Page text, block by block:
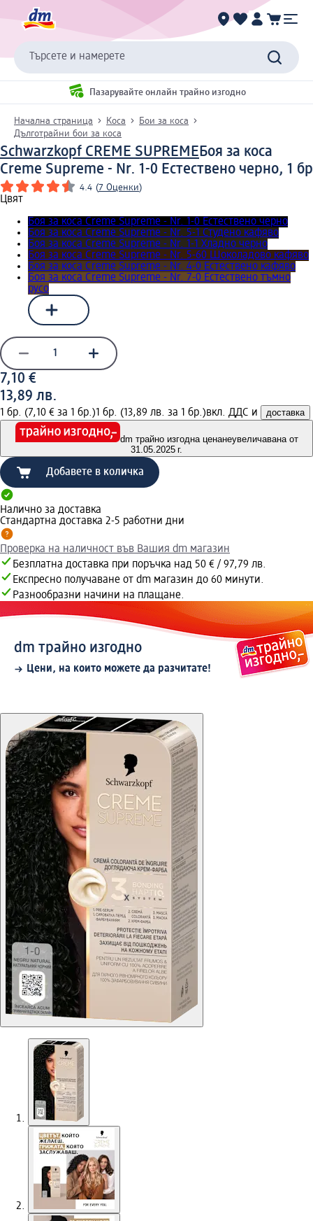
Търсете и намерете
Пазарувайте онлайн трайно изгодно
Начална страница Коса
Бои за коса
Дълготрайни бои за коса
Schwarzkopf CREME SUPREMEБоя за коса
Creme Supreme - Nr. 1-0 Естествено черно, 1 бр
4.4 (7 Оценки)
Цвят
Боя за коса Creme Supreme - Nr. 1-0 Естествено черно
Боя за коса Creme Supreme - Nr. 5-1 Студено кафяво
Боя за коса Creme Supreme - Nr. 1-1 Хладно черно
Боя за коса Creme Supreme - Nr. 5-60 Шоколадово кафяво
Боя за коса Creme Supreme - Nr. 4-0 Естествено кафяво
Боя за коса Creme Supreme - Nr. 7-0 Естествено тъмно
русо
7,10 €
13,89 лв.
1 бр. (7,10 € за 1 бр.)1 бр. (13,89 лв. за 1 бр.)вкл. ДДС и доставка
dm трайно изгодна ценанеувеличавана от
31.05.2025 г.
Добавете в количка
Налично за доставка
Стандартна доставка 2-5 работни дни
Проверка на наличност във Вашия dm магазин
Безплатна доставка при поръчка над 50 € / 97,79 лв.
Експресно получаване от dm магазин до 60 минути.
Разнообразни начини на плащане.
dm трайно изгодно
Цени, на които можете да разчитате!